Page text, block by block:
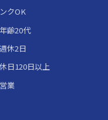
クOK
齢20代
休2日
日120日以上
業